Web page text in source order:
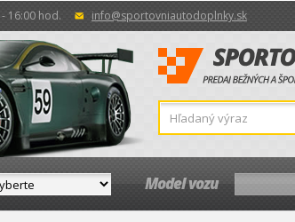
16:00 hod. info@sportovniautodoplnky.sk
Model vozu